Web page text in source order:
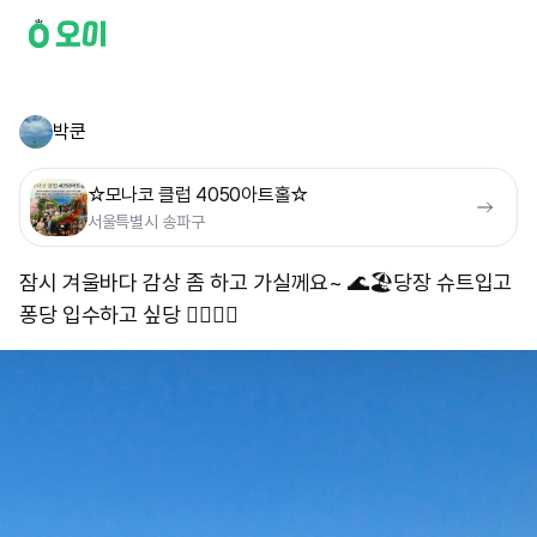
박쿤
☆모나코 클럽 4050아트홀☆
서울특별시 송파구
잠시 겨울바다 감상 좀 하고 가실께요~ 🌊🏖️ ​ 당장 슈트입고
퐁당 입수하고 싶당 🏊‍♀️🧜‍♀️